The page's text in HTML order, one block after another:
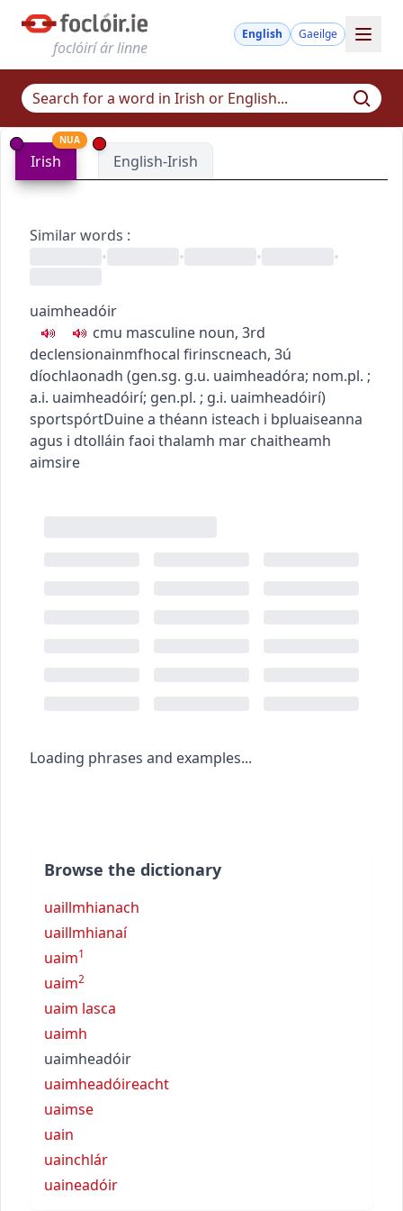
foclóirí ár linne
English Gaeilge
Irish
NUA
English-Irish
Similar words :
•
• • •
uaimheadóir
cmu masculine noun, 3rd
declensionainmfhocal firinscneach, 3ú
díochlaonadh (gen.sg. g.u. uaimheadóra; nom.pl. ;
a.i. uaimheadóirí; gen.pl. ; g.i. uaimheadóirí)
sportspórtDuine a théann isteach i bpluaiseanna
agus i dtolláin faoi thalamh mar chaitheamh
aimsire
Loading phrases and examples...
Browse the dictionary
uaillmhianach
uaillmhianaí
uaim1
uaim2
uaim lasca
uaimh
uaimheadóir
uaimheadóireacht
uaimse
uain
uainchlár
uaineadóir